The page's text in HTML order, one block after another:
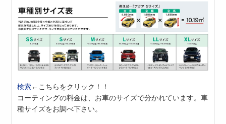
検索←こちらをクリック！！
コーティングの料金は、お車のサイズで分かれています。車
種サイズをお調べ下さい。